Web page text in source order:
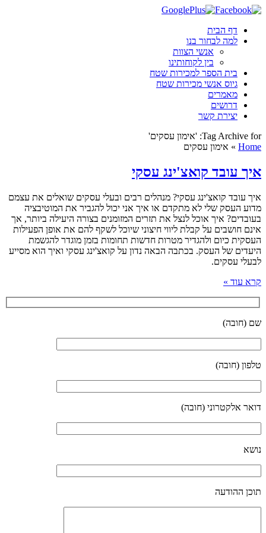
דף הבית
למה לבחור בנו
אנשי הצוות
בין לקוחותינו
בית הספר למכירות שטח
גיוס אנשי מכירות שטח
מאמרים
דרושים
יצירת קשר
Tag Archive for: 'אימון עסקים'
Home
» אימון עסקים
איך עובד קואצ'ינג עסקי
איך עובד קואצ'ינג עסקי? מנהלים רבים ובעלי עסקים שואלים את עצמם
מדוע העסק שלי לא מתקדם או איך אני יכול להגביר את המוטיבציה
בעובדים? איך אוכל לנצל את תזרים המזומנים בצורה היעילה ביותר, אך
אינם חושבים על קבלת ליווי חיצוני שיוכל לשקף להם את אופן הפעילות
העסקית כיום ולהגדיר מטרות חדשות תחומות בזמן מוגדר להגשמת
היעדים של העסק. בכתבה הבאה נדון על קואצ'ינג עסקי ואיך הוא מסייע
לבעלי עסקים.
קרא עוד »
שם (חובה)
טלפון (חובה)
דואר אלקטרוני (חובה)
נושא
תוכן ההודעה